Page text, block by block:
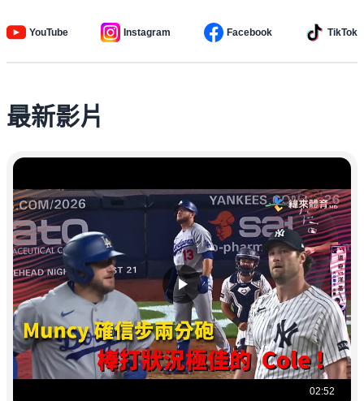
YouTube Instagram Facebook TikTok
最新影片
02:52